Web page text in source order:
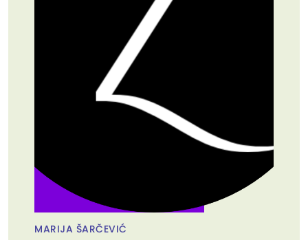
MARIJA ŠARČEVIĆ